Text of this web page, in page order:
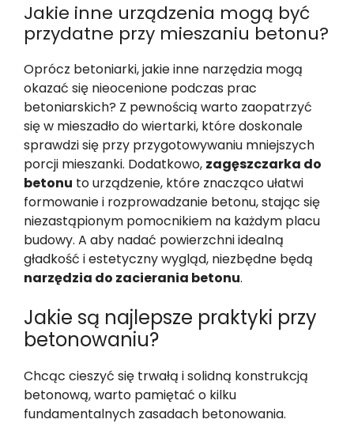
Jakie inne urządzenia mogą być
przydatne przy mieszaniu betonu?
Oprócz betoniarki, jakie inne narzędzia mogą
okazać się nieocenione podczas prac
betoniarskich? Z pewnością warto zaopatrzyć
się w mieszadło do wiertarki, które doskonale
sprawdzi się przy przygotowywaniu mniejszych
porcji mieszanki. Dodatkowo, zagęszczarka do
betonu to urządzenie, które znacząco ułatwi
formowanie i rozprowadzanie betonu, stając się
niezastąpionym pomocnikiem na każdym placu
budowy. A aby nadać powierzchni idealną
gładkość i estetyczny wygląd, niezbędne będą
narzędzia do zacierania betonu.
Jakie są najlepsze praktyki przy
betonowaniu?
Chcąc cieszyć się trwałą i solidną konstrukcją
betonową, warto pamiętać o kilku
fundamentalnych zasadach betonowania.